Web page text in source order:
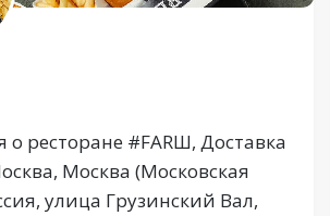
ресторане #FARШ, Доставка
Москва (Московская
улица Грузинский Вал,